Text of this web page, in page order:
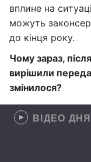
вплине на
можуть
до кінця року.
Чому зараз,
вирішили
змінилося?
ВІДЕО ДНЯ